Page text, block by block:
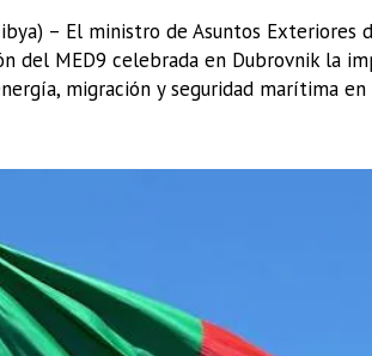
– El ministro de Asuntos Exteriores
del MED9 celebrada en Dubrovnik la
migración y seguridad marítima